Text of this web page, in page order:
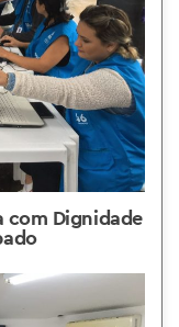
com Dignidade